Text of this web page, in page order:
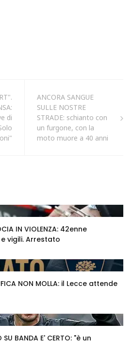
di
ANCORA SANGUE
SULLE NOSTRE
STRADE: schianto con
un furgone, con la
moto muore a 40 anni
IN VIOLENZA: 42enne
vigili. Arrestato
NON MOLLA: il Lecce attende
SU BANDA E' CERTO: "è un